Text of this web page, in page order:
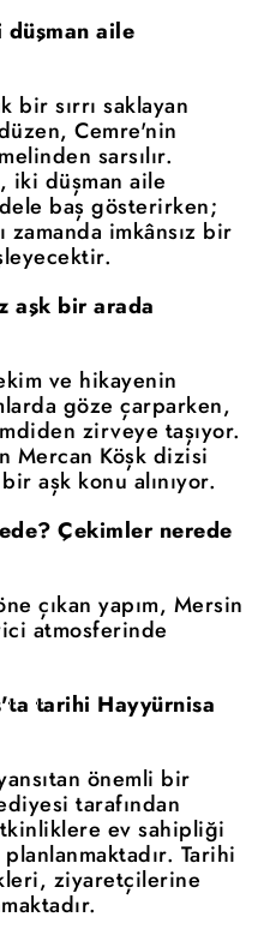
düşman aile
sırrı saklayan
Cemre'nin
sarsılır.
iki düşman aile
baş gösterirken;
zamanda imkânsız bir
aşk bir arada
ve hikayenin
göze çarparken,
zirveye taşıyor.
Mercan Köşk dizisi
aşk konu alınıyor.
Çekimler nerede
çıkan yapım, Mersin
atmosferinde
tarihi Hayyürnisa
önemli bir
tarafından
ev sahipliği
Tarihi
ziyaretçilerine